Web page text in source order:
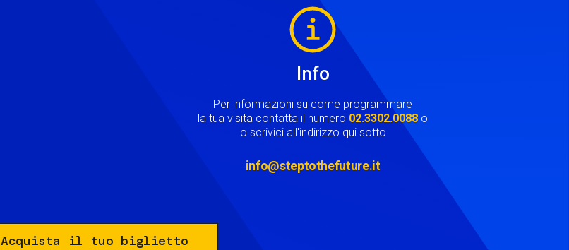
Info
Per informazioni su come programmare
la tua visita contatta il numero 02.3302.0088 o
o scrivici all'indirizzo qui sotto
info@steptothefuture.it
Acquista il tuo biglietto